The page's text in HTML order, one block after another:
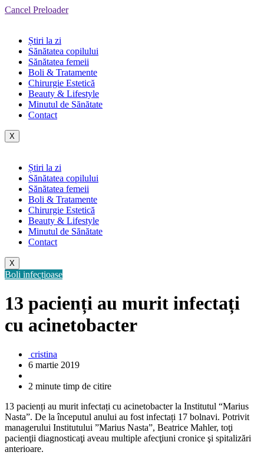
Cancel Preloader
Știri la zi
Sănătatea copilului
Sănătatea femeii
Boli & Tratamente
Chirurgie Estetică
Beauty & Lifestyle
Minutul de Sănătate
Contact
X
Știri la zi
Sănătatea copilului
Sănătatea femeii
Boli & Tratamente
Chirurgie Estetică
Beauty & Lifestyle
Minutul de Sănătate
Contact
X
Boli infecțioase
13 pacienți au murit infectați
cu acinetobacter
cristina
6 martie 2019
2 minute timp de citire
13 pacienți au murit infectați cu acinetobacter la Institutul “Marius
Nasta”. De la începutul anului au fost infectați 17 bolnavi. Potrivit
managerului Institutului ”Marius Nasta”, Beatrice Mahler, toţi
pacienţii diagnosticaţi aveau multiple afecţiuni cronice şi spitalizări
anterioare.